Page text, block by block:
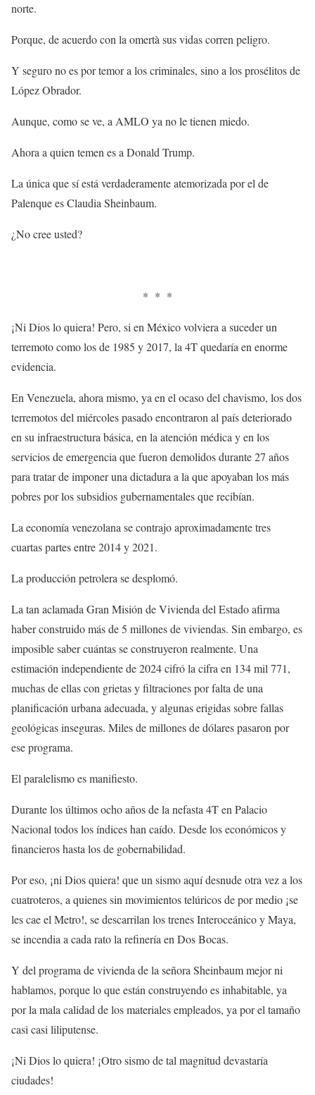
norte.
Porque, de acuerdo con la omertà sus vidas corren peligro.
Y seguro no es por temor a los criminales, sino a los prosélitos de
López Obrador.
Aunque, como se ve, a AMLO ya no le tienen miedo.
Ahora a quien temen es a Donald Trump.
La única que sí está verdaderamente atemorizada por el de
Palenque es Claudia Sheinbaum.
¿No cree usted?
* * *
¡Ni Dios lo quiera! Pero, si en México volviera a suceder un
terremoto como los de 1985 y 2017, la 4T quedaría en enorme
evidencia.
En Venezuela, ahora mismo, ya en el ocaso del chavismo, los dos
terremotos del miércoles pasado encontraron al país deteriorado
en su infraestructura básica, en la atención médica y en los
servicios de emergencia que fueron demolidos durante 27 años
para tratar de imponer una dictadura a la que apoyaban los más
pobres por los subsidios gubernamentales que recibían.
La economía venezolana se contrajo aproximadamente tres
cuartas partes entre 2014 y 2021.
La producción petrolera se desplomó.
La tan aclamada Gran Misión de Vivienda del Estado afirma
haber construido más de 5 millones de viviendas. Sin embargo, es
imposible saber cuántas se construyeron realmente. Una
estimación independiente de 2024 cifró la cifra en 134 mil 771,
muchas de ellas con grietas y filtraciones por falta de una
planificación urbana adecuada, y algunas erigidas sobre fallas
geológicas inseguras. Miles de millones de dólares pasaron por
ese programa.
El paralelismo es manifiesto.
Durante los últimos ocho años de la nefasta 4T en Palacio
Nacional todos los índices han caído. Desde los económicos y
financieros hasta los de gobernabilidad.
Por eso, ¡ni Dios quiera! que un sismo aquí desnude otra vez a los
cuatroteros, a quienes sin movimientos telúricos de por medio ¡se
les cae el Metro!, se descarrilan los trenes Interoceánico y Maya,
se incendia a cada rato la refinería en Dos Bocas.
Y del programa de vivienda de la señora Sheinbaum mejor ni
hablamos, porque lo que están construyendo es inhabitable, ya
por la mala calidad de los materiales empleados, ya por el tamaño
casi casi liliputense.
¡Ni Dios lo quiera! ¡Otro sismo de tal magnitud devastaría
ciudades!